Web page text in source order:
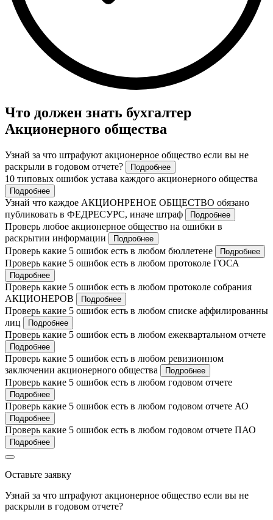
Что должен знать бухгалтер
Акционерного общества
Узнай за что штрафуют акционерное общество если вы не
раскрыли в годовом отчете?
Подробнее
10 типовых ошибок устава каждого акционерного общества
Подробнее
Узнай что каждое АКЦИОНРЕНОЕ ОБЩЕСТВО обязано
публиковать в ФЕДРЕСУРС, иначе штраф
Подробнее
Проверь любое акционерное общество на ошибки в
раскрытии информации
Подробнее
Проверь какие 5 ошибок есть в любом бюллетене Подробнее
Проверь какие 5 ошибок есть в любом протоколе ГОСА
Подробнее
Проверь какие 5 ошибок есть в любом протоколе собрания
АКЦИОНЕРОВ
Подробнее
Проверь какие 5 ошибок есть в любом списке аффилированны
лиц
Подробнее
Проверь какие 5 ошибок есть в любом ежеквартальном отчете
Подробнее
Проверь какие 5 ошибок есть в любом ревизионном
заключении акционерного общества
Подробнее
Проверь какие 5 ошибок есть в любом годовом отчете
Подробнее
Проверь какие 5 ошибок есть в любом годовом отчете АО
Подробнее
Проверь какие 5 ошибок есть в любом годовом отчете ПАО
Подробнее
Оставьте заявку
Узнай за что штрафуют акционерное общество если вы не
раскрыли в годовом отчете?